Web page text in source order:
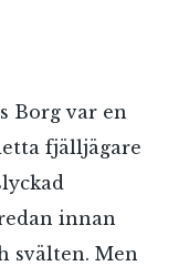
Borg var en
fjälljägare
innan
svälten. Men